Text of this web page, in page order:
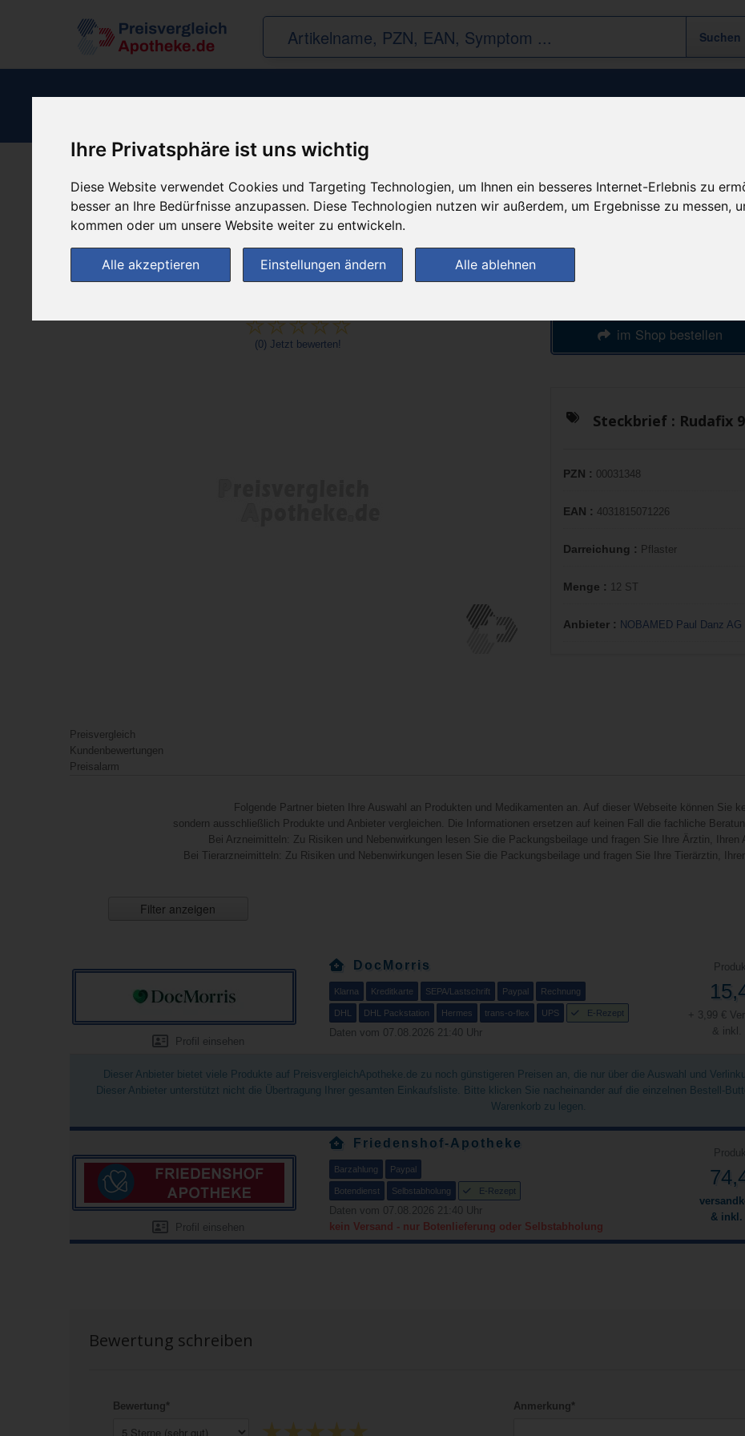
Ihre Privatsphäre ist uns wichtig
Diese Website verwendet Cookies und Targeting Technologien, um Ihnen ein besseres Internet-Erlebnis zu
besser an Ihre Bedürfnisse anzupassen. Diese Technologien nutzen wir außerdem, um Ergebnisse zu messen,
kommen oder um unsere Website weiter zu entwickeln.
Alle akzeptieren Einstellungen ändern Alle ablehnen
Rudafix 9mx2.50cm Fixierpflaster
Produkt empfehlen günstigster Produktpreis ab
15,47 €
(0) Jetzt bewerten!
im Shop bestellen
Steckbrief : Rudafix
PZN : 00031348
EAN : 4031815071226
Darreichung : Pflaster
Menge : 12 ST
Anbieter : NOBAMED Paul Danz AG
Preisvergleich
Kundenbewertungen
Preisalarm
Folgende Partner bieten Ihre Auswahl an Produkten und Medikamenten an. Auf dieser Webseite können Sie
sondern ausschließlich Produkte und Anbieter vergleichen. Die Informationen ersetzen auf keinen Fall die fachliche
Bei Arzneimitteln: Zu Risiken und Nebenwirkungen lesen Sie die Packungsbeilage und fragen Sie Ihre Ärztin, Ihren
Bei Tierarzneimitteln: Zu Risiken und Nebenwirkungen lesen Sie die Packungsbeilage und fragen Sie Ihre Tierärztin,
Filter anzeigen
Profil einsehen
DocMorris
Klarna Kreditkarte SEPA/Lastschrift Paypal Rechnung
DHL DHL Packstation Hermes trans-o-flex UPS E-Rezept
Daten vom 07.08.2026 21:40 Uhr
+ 3,99 €
& inkl.
Dieser Anbieter bietet viele Produkte auf PreisvergleichApotheke.de zu noch günstigeren Preisen an, die nur über die Auswahl und
Dieser Anbieter unterstützt nicht die Übertragung Ihrer gesamten Einkaufsliste. Bitte klicken Sie nacheinander auf die einzelnen Bestell-
Warenkorb zu legen.
Profil einsehen
Friedenshof-Apotheke
Barzahlung Paypal
Botendienst Selbstabholung E-Rezept
Daten vom 07.08.2026 21:40 Uhr
kein Versand - nur Botenlieferung oder Selbstabholung
& inkl.
Bewertung schreiben
Bewertung* Anmerkung*